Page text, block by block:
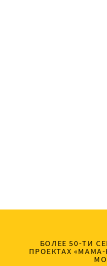
БОЛЕЕ 50-ТИ
ПРОЕКТАХ